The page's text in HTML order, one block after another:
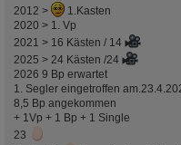
2012 >
1.Kasten
2020 > 1. Vp
2021 > 16 Kästen / 14
2025 > 24 Kästen /24
2026 9 Bp erwartet
1. Segler eingetroffen
8,5 Bp angekommen
+ 1Vp + 1 Bp + 1 Single
23